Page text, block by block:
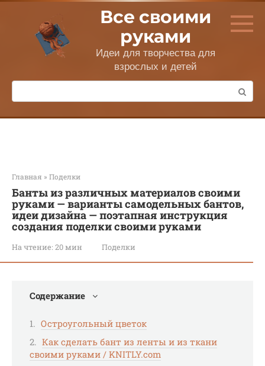
Перейти
контенту
Все своими
руками
Идеи для творчества для
взрослых и детей
Поиск:
Главная » Поделки
Банты из различных материалов своими
руками — варианты самодельных бантов,
идеи дизайна — поэтапная инструкция
создания поделки своими руками
На чтение: 20 мин Поделки
Содержание
Остроугольный цветок
Как сделать бант из ленты и из ткани
своими руками / KNITLY.com